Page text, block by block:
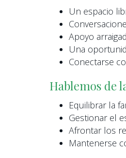
Un espacio
Apoyo
Una
Conectarse
Hablemos de
Equilibrar la
Gestionar el
Afrontar los
Mantenerse